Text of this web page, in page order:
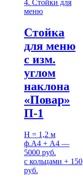
4. Стойки для
меню
Cтойка
для меню
с изм.
углом
наклона
«Повар»
П-1
H = 1,2 м
ф.А4 + А4 —
5000 руб.
с кольцами + 150
руб.